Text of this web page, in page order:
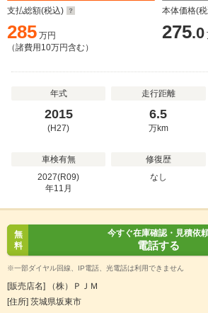
支払総額(税込)
285 万円
（諸費用 10万円含む）
本体価格(
275.0
年式
2015
(H27)
走行距離
6.5
万km
車検有無
2027(R09)
年11 月
修復歴
なし
無
料
今すぐ在庫確認・見積依
電話する
※一部ダイヤル回線、IP電話、光電話は利用できません
[販売店名] （株）ＰＪＭ
[住所] 茨城県坂東市